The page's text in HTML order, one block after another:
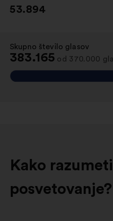
53.894
Skupno število glasov
:
383.165 od 370.000
Kako
posvetovanje?